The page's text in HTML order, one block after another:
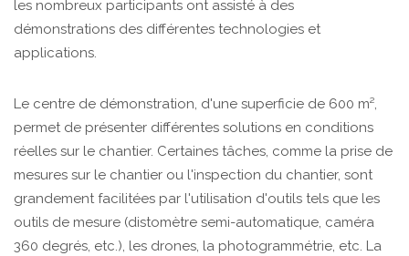
les nombreux participants ont assisté à des
démonstrations des différentes technologies et
applications.
Le centre de démonstration, d'une superficie de 600 m²,
permet de présenter différentes solutions en conditions
réelles sur le chantier. Certaines tâches, comme la prise de
mesures sur le chantier ou l'inspection du chantier, sont
grandement facilitées par l'utilisation d'outils tels que les
outils de mesure (distomètre semi-automatique, caméra
360 degrés, etc.), les drones, la photogrammétrie, etc. La